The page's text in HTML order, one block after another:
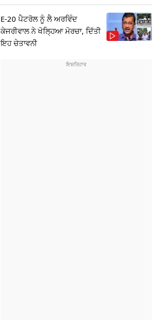
E-20 ਪੈਟਰੋਲ ਨੂੰ ਲੈ ਅਰਵਿੰਦ
ਕੇਜਰੀਵਾਲ ਨੇ ਖੋਲ੍ਹਿਆ ਮੋਰਚਾ, ਦਿੱਤੀ
ਇਹ ਚੇਤਾਵਨੀ